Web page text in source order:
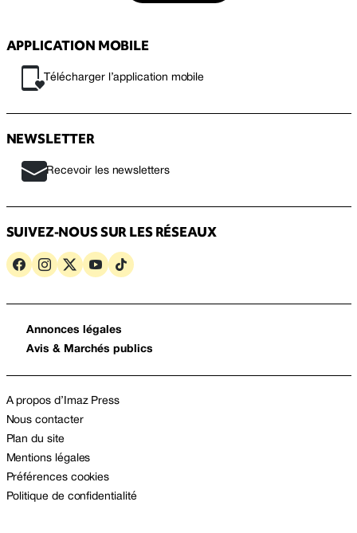
APPLICATION MOBILE
Télécharger l’application mobile
NEWSLETTER
Recevoir les newsletters
SUIVEZ-NOUS SUR LES RÉSEAUX
Annonces légales
Avis & Marchés publics
A propos d’Imaz Press
Nous contacter
Plan du site
Mentions légales
Préférences cookies
Politique de confidentialité